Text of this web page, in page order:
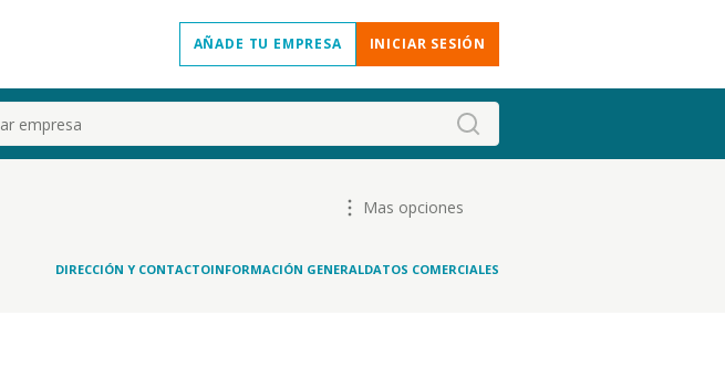
AÑADE TU EMPRESA INICIAR SESIÓN
Mas opciones
DIRECCIÓN Y CONTACTOINFORMACIÓN GENERALDATOS COMERCIALES